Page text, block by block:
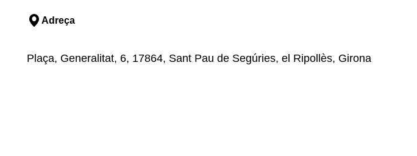
Adreça
Plaça, Generalitat, 6, 17864, Sant Pau de Segúries, el Ripollès, Girona